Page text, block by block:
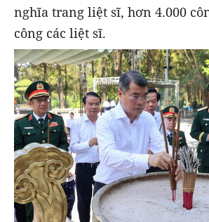
nghĩa trang liệt sĩ, hơn 4.000
công các liệt sĩ.